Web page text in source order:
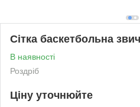
Сітка баскетбольна
В наявності
Роздріб
Ціну уточнюйте